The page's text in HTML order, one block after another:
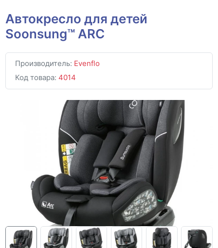
Автокресло для детей
Soonsung™ ARC
Производитель: Evenflo
Код товара: 4014